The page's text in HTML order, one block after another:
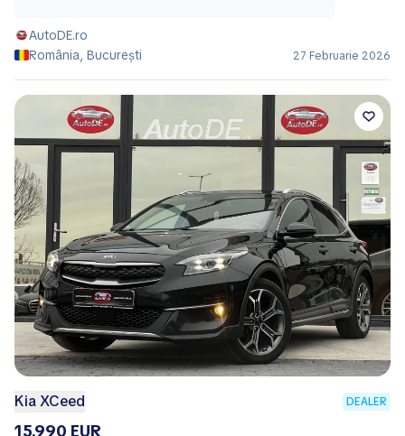
AutoDE.ro
România, București
27 Februarie 2026
Kia XCeed DEALER
15.990 EUR